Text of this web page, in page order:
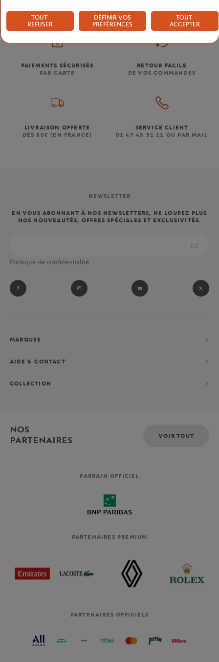
PAIEMENTS SÉCURISÉS
PAR CARTE
RETOUR FACILE
DE VOS COMMANDES
LIVRAISON OFFERTE
DÈS 80€ (EN FRANCE)
SERVICE CLIENT
01 47 43 51 11 OU PAR MAIL
NEWSLETTER
EN VOUS ABONNANT À NOS NEWSLETTERS, NE LOUPEZ PLUS
NOS NOUVEAUTÉS, OFFRES SPÉCIALES ET EXCLUSIVITÉS.
Politique de confidentialité
MARQUES
AIDE & CONTACT
COLLECTION
NOS
PARTENAIRES
VOIR TOUT
PARRAIN OFFICIEL
PARTENAIRES PREMIUM
PARTENAIRES OFFICIELS
TOUT
REFUSER
DÉFINIR VOS
PRÉFÉRENCES
TOUT
ACCEPTER